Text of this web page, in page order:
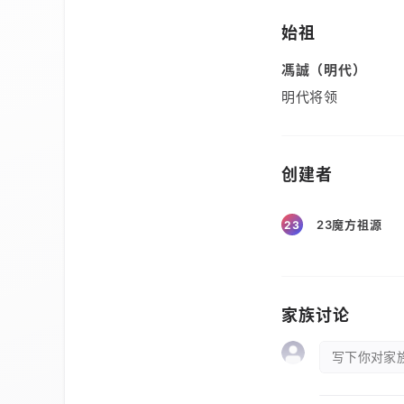
始祖
馮誠（明代）
明代将领
创建者
23 23魔方祖源
家族讨论
写下你对家